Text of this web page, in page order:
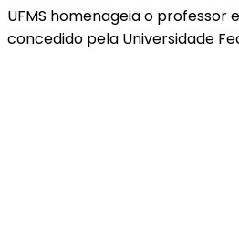
UFMS homenageia o
concedido pela Universidade